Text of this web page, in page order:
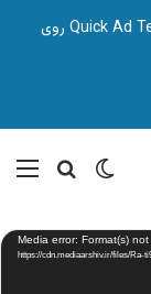
🎯 قبل از شروع کمپین، تصمیم درست بگیر! با Quick Ad Test روی
تغییر پوسته
Media error: Format(s)